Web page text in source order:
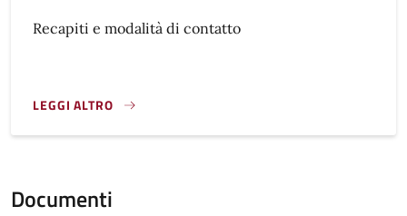
Recapiti e modalità di contatto
LEGGI ALTRO
}
Documenti